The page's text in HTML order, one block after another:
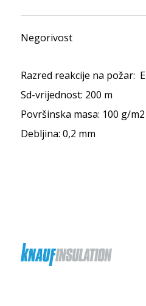
Negorivost
Razred reakcije na požar: E
Sd-vrijednost: 200 m
Površinska masa: 100 g/m2
Debljina: 0,2 mm